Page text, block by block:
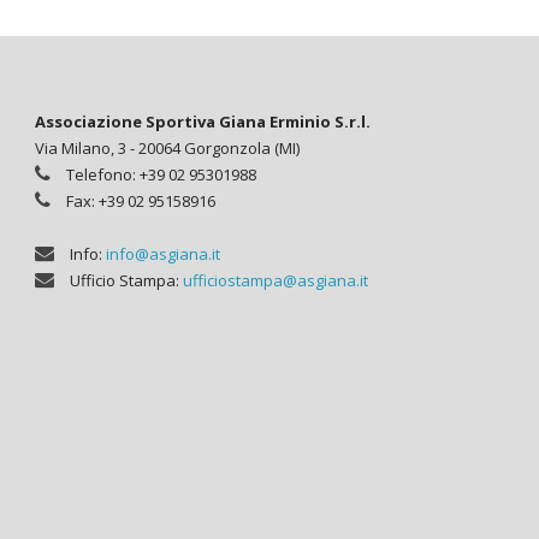
Associazione Sportiva Giana Erminio S.r.l.
Via Milano, 3 - 20064 Gorgonzola (MI)
Telefono: +39 02 95301988
Fax: +39 02 95158916
Info: info@asgiana.it
Ufficio Stampa: ufficiostampa@asgiana.it